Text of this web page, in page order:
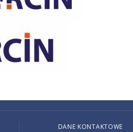
DANE KONTAKTOWE